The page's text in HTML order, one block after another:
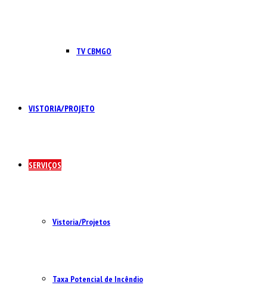
TV CBMGO
VISTORIA/PROJETO
SERVIÇOS
Vistoria/Projetos
Taxa Potencial de Incêndio